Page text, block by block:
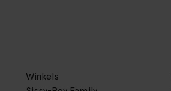
Winkels